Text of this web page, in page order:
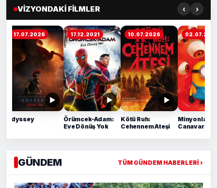
VİZYONDAKİ FİLMLER ‹ ›
17.12.2021
▶
Örümcek-Adam:
10.07.2026
▶
Kötü Ruh:
Cehennem Ateşi
02.07.2026
Minyonlar ve
Canavarlar
11.07.2026
Moana
GÜNDEM TÜM GÜNDEM HABERLERİ ›